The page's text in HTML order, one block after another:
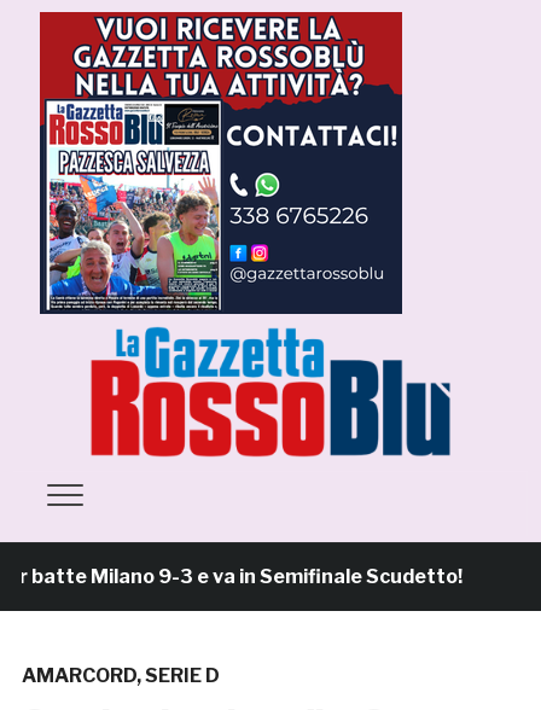
Milano 9-3 e va in Semifinale Scudetto!
AMARCORD,SERIE D